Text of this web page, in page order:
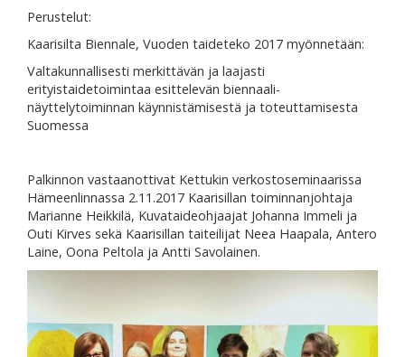
Perustelut:
Kaarisilta Biennale, Vuoden taideteko 2017 myönnetään:
Valtakunnallisesti merkittävän ja laajasti
erityistaidetoimintaa esittelevän biennaali-
näyttelytoiminnan käynnistämisestä ja toteuttamisesta
Suomessa
Palkinnon vastaanottivat Kettukin verkostoseminaarissa
Hämeenlinnassa 2.11.2017 Kaarisillan toiminnanjohtaja
Marianne Heikkilä, Kuvataideohjaajat Johanna Immeli ja
Outi Kirves sekä Kaarisillan taiteilijat Neea Haapala, Antero
Laine, Oona Peltola ja Antti Savolainen.